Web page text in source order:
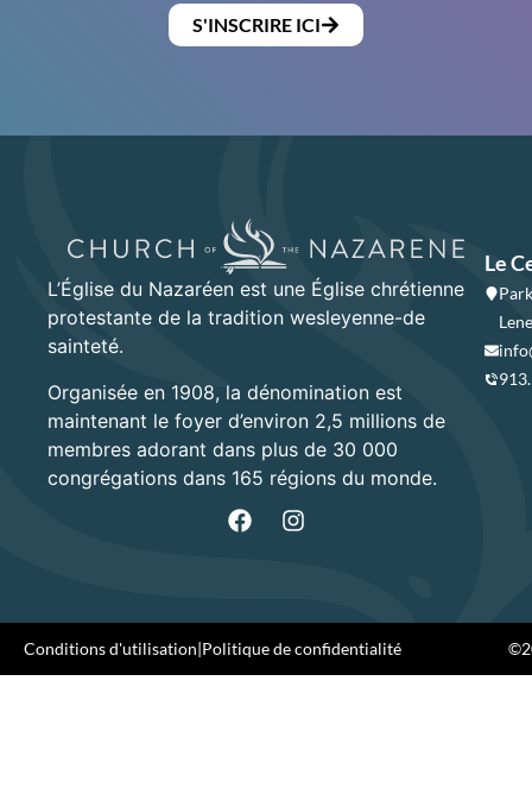
S'INSCRIRE ICI
L’Église du Nazaréen est une Église chrétienne
protestante de la tradition wesleyenne-de
sainteté.
Organisée en 1908, la dénomination est
maintenant le foyer d’environ 2,5 millions de
membres adorant dans plus de 30 000
congrégations dans 165 régions du monde.
Le
Conditions d'utilisation|Politique de confidentialité